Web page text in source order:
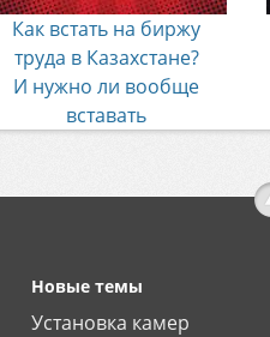
Как встать на биржу
труда в Казахстане?
И нужно ли вообще
вставать
Новые темы
Установка камер